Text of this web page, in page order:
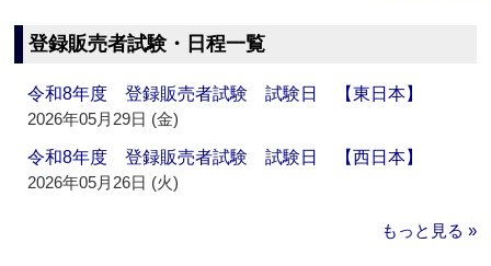
登録販売者試験・日程一覧
令和8年度 登録販売者試験 試験日 【東日本】
2026年05月29日 (金)
令和8年度 登録販売者試験 試験日 【西日本】
2026年05月26日 (火)
もっと見る »